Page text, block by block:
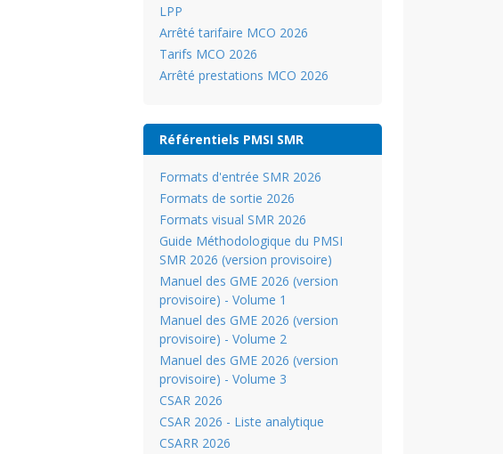
LPP
Arrêté tarifaire MCO 2026
Tarifs MCO 2026
Arrêté prestations MCO 2026
Référentiels PMSI SMR
Formats d'entrée SMR 2026
Formats de sortie 2026
Formats visual SMR 2026
Guide Méthodologique du PMSI
SMR 2026 (version provisoire)
Manuel des GME 2026 (version
provisoire) - Volume 1
Manuel des GME 2026 (version
provisoire) - Volume 2
Manuel des GME 2026 (version
provisoire) - Volume 3
CSAR 2026
CSAR 2026 - Liste analytique
CSARR 2026